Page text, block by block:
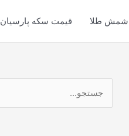
شمش طلا قیمت سکه پارسیان